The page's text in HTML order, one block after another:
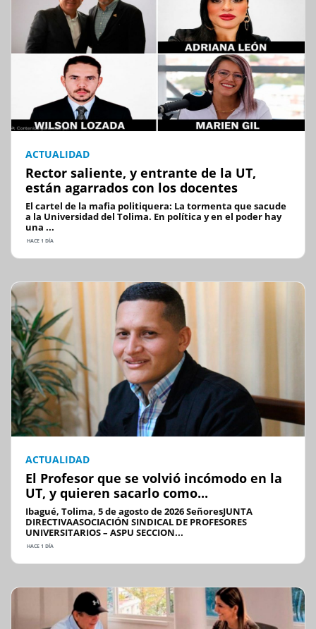
ACTUALIDAD
Rector saliente, y entrante de la UT,
están agarrados con los docentes
El cartel de la mafia politiquera: La tormenta que sacude
a la Universidad del Tolima. En política y en el poder hay
una ...
HACE 1 DÍA
ACTUALIDAD
El Profesor que se volvió incómodo en la
UT, y quieren sacarlo como...
Ibagué, Tolima, 5 de agosto de 2026 SeñoresJUNTA
DIRECTIVAASOCIACIÓN SINDICAL DE PROFESORES
UNIVERSITARIOS – ASPU SECCION...
HACE 1 DÍA